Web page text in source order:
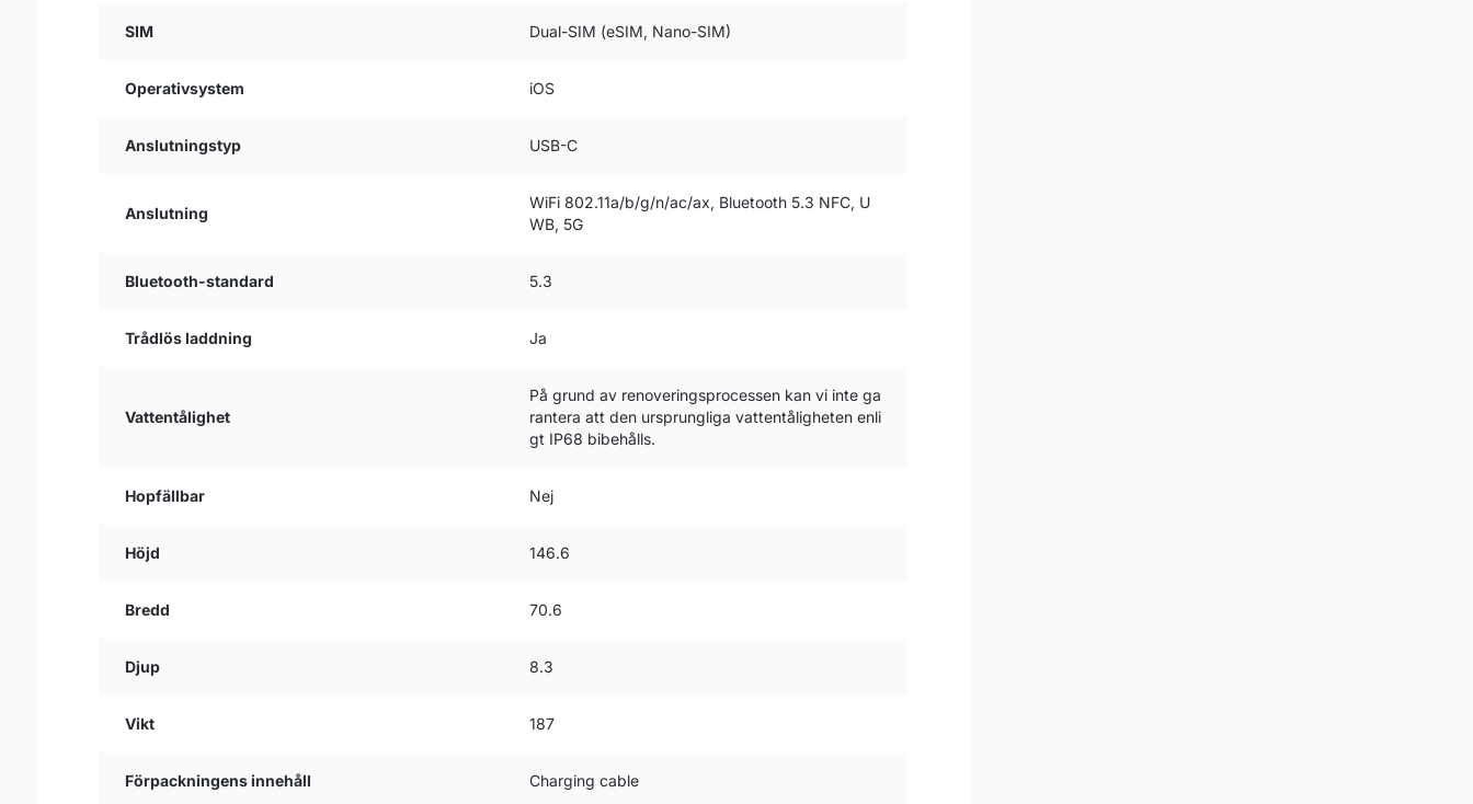
SIM Dual-SIM (eSIM, Nano-SIM)
Operativsystem iOS
Anslutningstyp USB-C
Anslutning
WiFi 802.11a/b/g/n/ac/ax, Bluetooth 5.3 NFC, U
WB, 5G
Bluetooth-standard 5.3
Trådlös laddning Ja
Vattentålighet
På grund av renoveringsprocessen kan vi inte ga
rantera att den ursprungliga vattentåligheten enli
gt IP68 bibehålls.
Hopfällbar Nej
Höjd 146.6
Bredd 70.6
Djup 8.3
Vikt 187
Förpackningens innehåll Charging cable